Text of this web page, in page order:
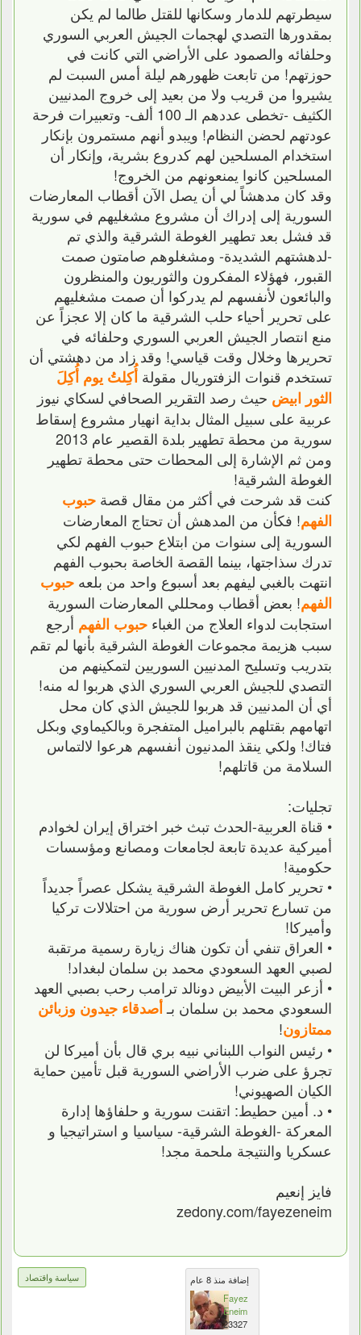
سيطرتهم للدمار وسكانها للقتل طالما لم يكن
بمقدورها التصدي لهجمات الجيش العربي السوري
وحلفائه والصمود على الأراضي التي كانت في
حوزتهم! من تابعت ظهورهم ليلة أمس السبت لم
يشيروا من قريب ولا من بعيد إلى خروج المدنيين
الكثيف -تخطى عددهم الـ 100 ألف- وتعبيرات فرحة
عودتهم لحضن النظام! ويبدو أنهم مستمرون بإنكار
استخدام المسلحين لهم كدروع بشرية، وإنكار أن
المسلحين كانوا يمنعونهم من الخروج!
وقد كان مدهشاً لي أن يصل الآن أقطاب المعارضات
السورية إلى إدراك أن مشروع مشغليهم في سورية
قد فشل بعد تطهير الغوطة الشرقية والذي تم
-لدهشتهم الشديدة- ومشغلوهم صامتون صمت
القبور، فهؤلاء المفكرون والثوريون والمنظرون
والبائعون لأنفسهم لم يدركوا أن صمت مشغليهم
على تحرير أحياء حلب الشرقية ما كان إلا عجزاً عن
منع انتصار الجيش العربي السوري وحلفائه في
تحريرها وخلال وقت قياسي! وقد زاد من دهشتي أن
تستخدم قنوات الزفتوريال مقولة أُكِلتُ يوم أُكِلَ
الثور ابيض حيث رصد التقرير الصحافي لسكاي نيوز
عربية على سبيل المثال بداية انهيار مشروع إسقاط
سورية من محطة تطهير بلدة القصير عام 2013
ومن ثم الإشارة إلى المحطات حتى محطة تطهير
الغوطة الشرقية!
كنت قد شرحت في أكثر من مقال قصة حبوب
الفهم! فكأن من المدهش أن تحتاج المعارضات
السورية إلى سنوات من ابتلاع حبوب الفهم لكي
تدرك سذاجتها، بينما القصة الخاصة بحبوب الفهم
انتهت بالغبي ليفهم بعد أسبوع واحد من بلعه حبوب
الفهم! بعض أقطاب ومحللي المعارضات السورية
استجابت لدواء العلاج من الغباء حبوب الفهم أرجع
سبب هزيمة مجموعات الغوطة الشرقية بأنها لم تقم
بتدريب وتسليح المدنيين السوريين لتمكينهم من
التصدي للجيش العربي السوري الذي هربوا له منه!
أي أن المدنيين قد هربوا للجيش الذي كان محل
اتهامهم بقتلهم بالبراميل المتفجرة وبالكيماوي وبكل
فتاك! ولكي ينقذ المدنيون أنفسهم هرعوا لالتماس
السلامة من قاتلهم!
تجليات:
• قناة العربية-الحدث تبث خبر اختراق إيران لخوادم
أميركية عديدة تابعة لجامعات ومصانع ومؤسسات
حكومية!
• تحرير كامل الغوطة الشرقية يشكل عصراً جديداً
من تسارع تحرير أرض سورية من احتلالات تركيا
وأميركا!
• العراق تنفي أن تكون هناك زيارة رسمية مرتقبة
لصبي العهد السعودي محمد بن سلمان لبغداد!
• أزعر البيت الأبيض دونالد ترامب رحب بصبي العهد
السعودي محمد بن سلمان بـأصدقاء جيدون وزبائن
ممتازون!
• رئيس النواب اللبناني نبيه بري قال بأن أميركا لن
تجرؤ على ضرب الأراضي السورية قبل تأمين حماية
الكيان الصهيوني!
• د. أمين حطيط: اتقنت ‎سورية و حلفاؤها إدارة
المعركة -الغوطة الشرقية- سياسيا و استراتيجيا و
عسكريا والنتيجة ملحمة مجد!
فايز إنعيم
zedony.com/fayezeneim
سياسة واقتصاد
إضافة منذ 8 عام
Fayez
Eneim
23327